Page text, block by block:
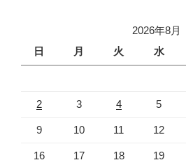
2026年8月
日
月 火 水
2 3 4 5
9 10 11 12
16 17 18 19